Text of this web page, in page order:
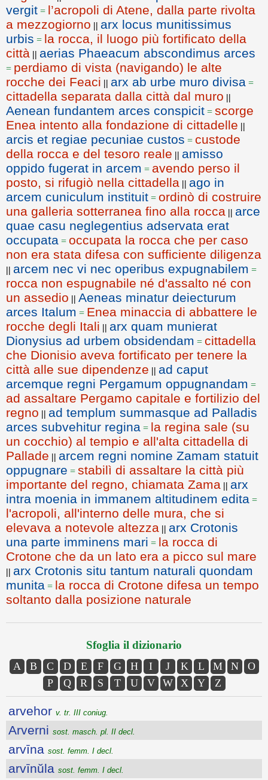
vergit = l’acropoli di Atene, dalla parte rivolta
a mezzogiorno || arx locus munitissimus
urbis = la rocca, il luogo più fortificato della
città || aerias Phaeacum abscondimus arces
= perdiamo di vista (navigando) le alte
rocche dei Feaci || arx ab urbe muro divisa =
cittadella separata dalla città dal muro ||
Aenean fundantem arces conspicit = scorge
Enea intento alla fondazione di cittadelle ||
arcis et regiae pecuniae custos = custode
della rocca e del tesoro reale || amisso
oppido fugerat in arcem = avendo perso il
posto, si rifugiò nella cittadella || ago in
arcem cuniculum instituit = ordinò di costruire
una galleria sotterranea fino alla rocca || arce
quae casu neglegentius adservata erat
occupata = occupata la rocca che per caso
non era stata difesa con sufficiente diligenza
|| arcem nec vi nec operibus expugnabilem =
rocca non espugnabile né d'assalto né con
un assedio || Aeneas minatur deiecturum
arces Italum = Enea minaccia di abbattere le
rocche degli Itali || arx quam munierat
Dionysius ad urbem obsidendam = cittadella
che Dionisio aveva fortificato per tenere la
città alle sue dipendenze || ad caput
arcemque regni Pergamum oppugnandam =
ad assaltare Pergamo capitale e fortilizio del
regno || ad templum summasque ad Palladis
arces subvehitur regina = la regina sale (su
un cocchio) al tempio e all'alta cittadella di
Pallade || arcem regni nomine Zamam statuit
oppugnare = stabilì di assaltare la città più
importante del regno, chiamata Zama || arx
intra moenia in immanem altitudinem edita =
l'acropoli, all'interno delle mura, che si
elevava a notevole altezza || arx Crotonis
una parte imminens mari = la rocca di
Crotone che da un lato era a picco sul mare
|| arx Crotonis situ tantum naturali quondam
munita = la rocca di Crotone difesa un tempo
soltanto dalla posizione naturale
Sfoglia il dizionario
A B C D E F G H I J K L M N
O
P
Q R S T U V W X Y Z
arvehor v. tr. III coniug.
Arverni sost. masch. pl. II decl.
arvīna sost. femm. I decl.
arvīnŭla sost. femm. I decl.